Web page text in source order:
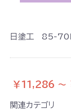
日塗工 85-
￥11,286
関連カテゴリ